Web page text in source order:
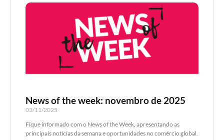
em São Paulo, com uma equipe comercial e operacional dedicada.
Nossa atuação local permite oferecer soluções logísticas
personalizadas, compreendendo as particularidades do mercado
paulista – desde regimes especiais até o clearance aduaneiro – e
conectando sua empresa ao mercado global.
News of the week: novembro de 2025
03/11/2025
Fique informado com o News of the Week, apresentando as
principais notícias da semana e oportunidades no comércio global.